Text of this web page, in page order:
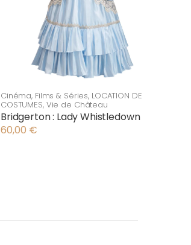
Cinéma, Films & Séries, LOCATION DE
COSTUMES, Vie de Château
Bridgerton : Lady Whistledown
60,00 €